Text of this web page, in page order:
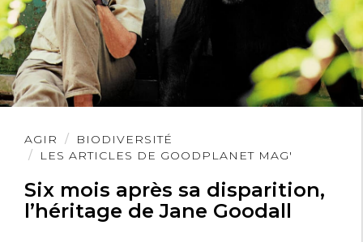
AGIR
BIODIVERSITÉ
LES ARTICLES DE GOODPLANET MAG'
Six mois après sa disparition,
l’héritage de Jane Goodall
Lire
l'article